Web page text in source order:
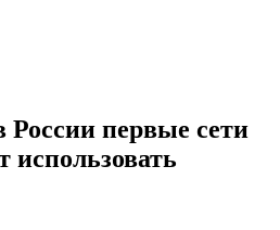
России первые сети
использовать